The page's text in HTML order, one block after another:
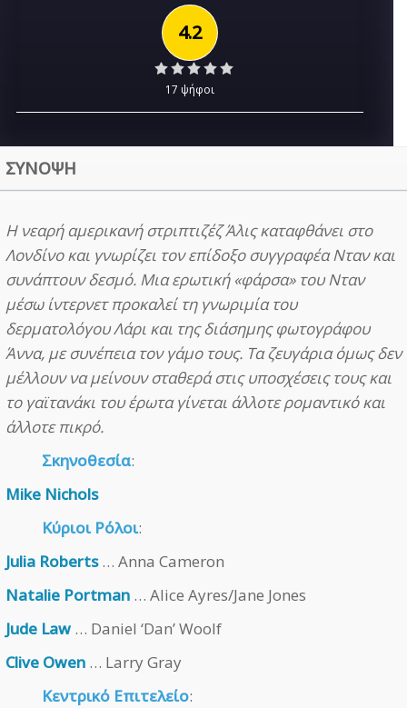
4.2
17 ψήφοι
ΣΥΝΟΨΗ
Η νεαρή αμερικανή στριπτιζέζ Άλις καταφθάνει στο
Λονδίνο και γνωρίζει τον επίδοξο συγγραφέα Νταν και
συνάπτουν δεσμό. Μια ερωτική «φάρσα» του Νταν
μέσω ίντερνετ προκαλεί τη γνωριμία του
δερματολόγου Λάρι και της διάσημης φωτογράφου
Άννα, με συνέπεια τον γάμο τους. Τα ζευγάρια όμως δεν
μέλλουν να μείνουν σταθερά στις υποσχέσεις τους και
το γαϊτανάκι του έρωτα γίνεται άλλοτε ρομαντικό και
άλλοτε πικρό.
Σκηνοθεσία:
Mike Nichols
Κύριοι Ρόλοι:
Julia Roberts… Anna Cameron
Natalie Portman … Alice Ayres/Jane Jones
Jude Law … Daniel ‘Dan’ Woolf
Clive Owen … Larry Gray
Κεντρικό Επιτελείο: